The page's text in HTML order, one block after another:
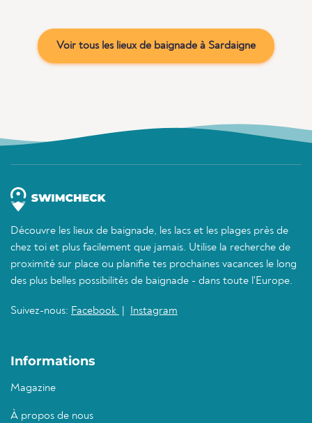
Voir tous les lieux de baignade à Sardaigne
Découvre les lieux de baignade, les lacs et les plages près de
chez toi et plus facilement que jamais. Utilise la recherche de
proximité sur place ou planifie tes prochaines vacances le long
des plus belles possibilités de baignade - dans toute l'Europe.
Suivez-nous: Facebook Instagram
Informations
Magazine
À propos de nous